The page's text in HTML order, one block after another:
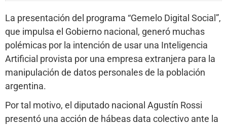
La presentación del programa “Gemelo Digital Social”,
que impulsa el Gobierno nacional, generó muchas
polémicas por la intención de usar una Inteligencia
Artificial provista por una empresa extranjera para la
manipulación de datos personales de la población
argentina.
Por tal motivo, el diputado nacional Agustín Rossi
presentó una acción de hábeas data colectivo ante la